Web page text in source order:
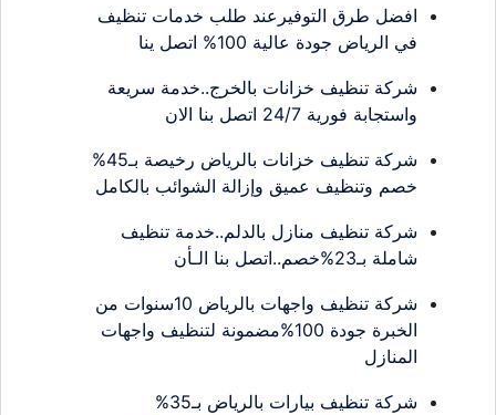
افضل طرق التوفيرعند طلب خدمات تنظيف
في الرياض جودة عالية 100% اتصل ينا
شركة تنظيف خزانات بالخرج..خدمة سريعة
واستجابة فورية 24/7 اتصل بنا الان
شركة تنظيف خزانات بالرياض رخيصة بـ45%
خصم وتنظيف عميق وإزالة الشوائب بالكامل
شركة تنظيف منازل بالدلم..خدمة تنظيف
شاملة بـ23%خصم..اتصل بنا الـأن
شركة تنظيف واجهات بالرياض 10سنوات من
الخبرة جودة 100%مضمونة لتنظيف واجهات
المنازل
شركة تنظيف بيارات بالرياض بـ35%